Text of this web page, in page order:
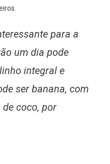
para a
um dia pode
integral e
ser banana, com
coco, por